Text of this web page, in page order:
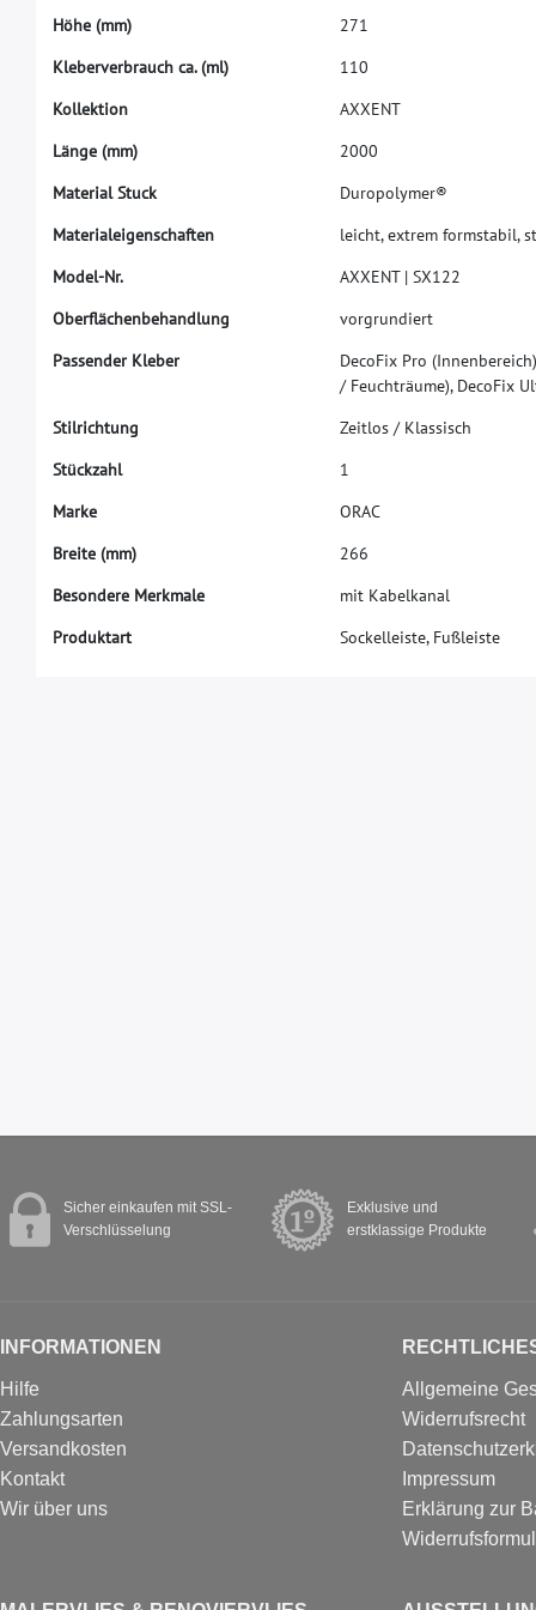
Höhe (mm) 271
Kleberverbrauch ca. (ml) 110
Kollektion AXXENT
Länge (mm) 2000
Material Stuck Duropolymer®
Materialeigenschaften leicht, extrem formstabil, st
Model-Nr. AXXENT | SX122
Oberfächenbehandlung vorgrundiert
Passender Kleber DecoFix Pro (Innenbereich)
/ Feuchträume), DecoFix Ul
Stilrichtung Zeitlos / Klassisch
Stückzahl
1
Marke ORAC
Breite (mm) 266
Besondere Merkmale
mit Kabelkanal
Produktart
Sockelleiste, Fußleiste
Sicher einkaufen mit SSL-
Verschlüsselung
Exklusive und
erstklassige Produkte
INFORMATIONEN
Hilfe
Zahlungsarten
Versandkosten
Kontakt
Wir über uns
Allgemeine
Widerrufsrecht
Impressum
Erklärung zur